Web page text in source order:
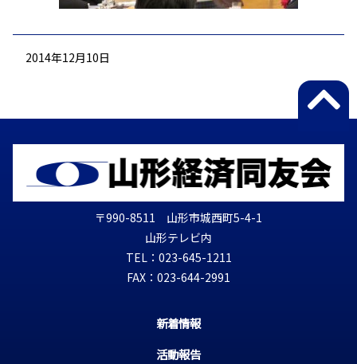
2014年12月10日
〒990-8511 山形市城西町5-4-1
山形テレビ内
TEL：023-645-1211
FAX：023-644-2991
新着情報
活動報告